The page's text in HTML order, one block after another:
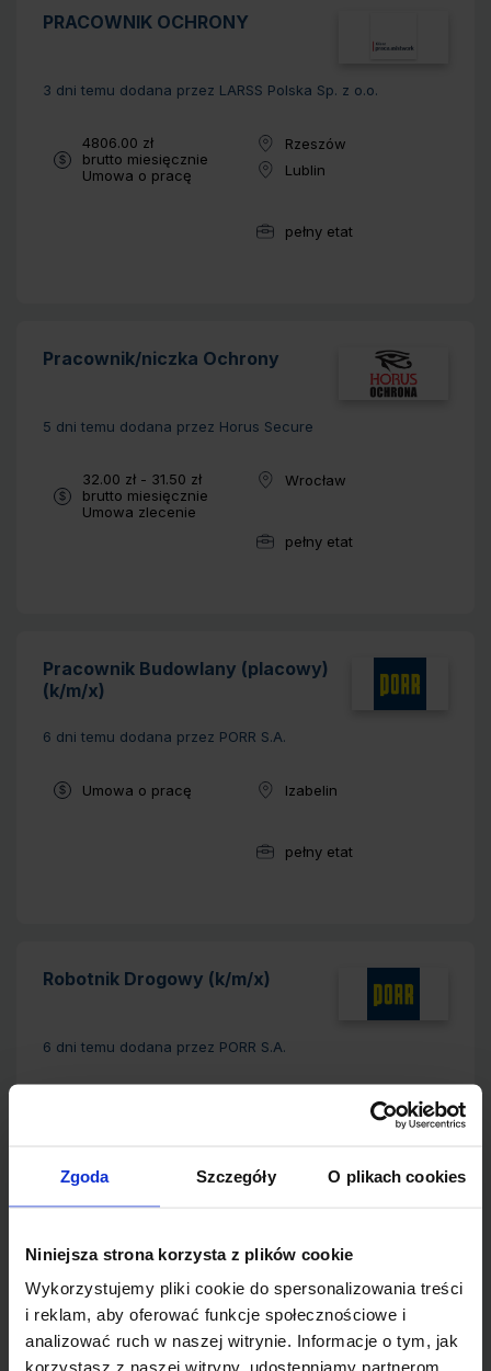
Zgoda Szczegóły O plikach cookies
Niniejsza strona korzysta z plików cookie
Wykorzystujemy pliki cookie do spersonalizowania treści
i reklam, aby oferować funkcje społecznościowe i
analizować ruch w naszej witrynie. Informacje o tym, jak
korzystasz z naszej witryny, udostępniamy partnerom
PRACOWNIK OCHRONY
3 dni temu dodana przez LARSS Polska Sp. z o.o.
Wynagrodzenie:
4806.00 zł
brutto miesięcznie
Typ umowy:
Umowa o pracę
Lokalizacja:
Rzeszów
Lokalizacja:
Lublin
Wymiar pracy:
pełny etat
Pracownik/niczka Ochrony
5 dni temu dodana przez Horus Secure
Wynagrodzenie:
32.00 zł - 31.50 zł
brutto miesięcznie
Typ umowy:
Umowa zlecenie
Lokalizacja:
Wrocław
Wymiar pracy:
pełny etat
Pracownik Budowlany (placowy)
(k/m/x)
6 dni temu dodana przez PORR S.A.
Typ umowy:
Umowa o pracę Lokalizacja:
Izabelin
Wymiar pracy:
pełny etat
Robotnik Drogowy (k/m/x)
6 dni temu dodana przez PORR S.A.
Wymiar pracy:
Praca na magazynie w Holandii -
Stawka 19,45 euro/h